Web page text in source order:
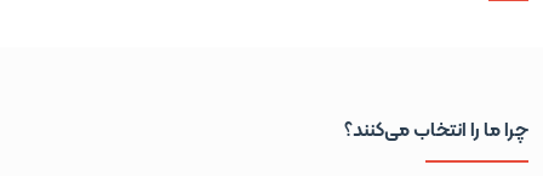
چرا ما را انتخاب می‌کنند؟